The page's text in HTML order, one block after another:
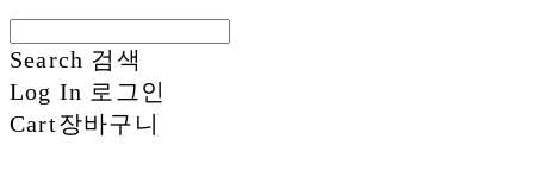
Search 검색
Log In 로그인
Cart장바구니